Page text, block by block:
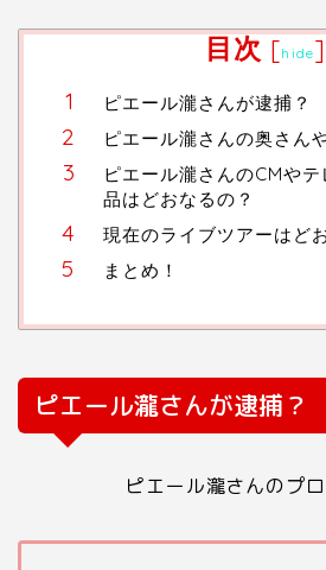
目次 [hide]
ピエール瀧さんが逮捕？
ピエール瀧さんの奥さん
ピエール瀧さんのCMや
品はどおなるの？
現在のライブツアーはど
まとめ！
ピエール瀧さんが逮捕？
ピエール瀧さんのプ